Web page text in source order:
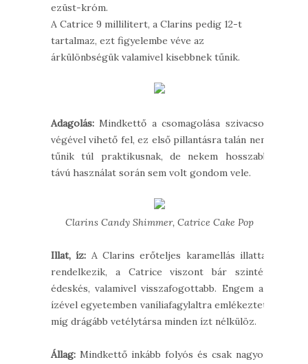
ezüst-króm.
A Catrice 9 millilitert, a Clarins pedig 12-t
tartalmaz, ezt figyelembe véve az
árkülönbségük valamivel kisebbnek tűnik.
Adagolás: Mindkettő a csomagolása szivacsos
végével vihető fel, ez első pillantásra talán nem
tűnik túl praktikusnak, de nekem hosszabb
távú használat során sem volt gondom vele.
Clarins Candy Shimmer, Catrice Cake Pop
Illat, íz: A Clarins erőteljes karamellás illattal
rendelkezik, a Catrice viszont bár szintén
édeskés, valamivel visszafogottabb. Engem az
ízével egyetemben vaníliafagylaltra emlékeztet,
míg drágább vetélytársa minden ízt nélkülöz.
Állag: Mindkettő inkább folyós és csak nagyon